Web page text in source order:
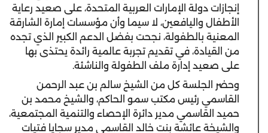
إنجازات دولة الإمارات العربية المتحدة، على صعيد رعاية
الأطفال واليافعين، لا سيما وأن مؤسسات إمارة الشارقة
المعنية بالطفولة، نجحت بفضل الدعم الكبير الذي تجده
من القيادة، في تقديم تجربة عالمية رائدة يحتذى بها
على صعيد إدارة ملف الطفولة والناشئة.
وحضر الجلسة كل من الشيخ سالم بن عبد الرحمن
القاسمي رئيس مكتب سمو الحاكم، والشيخ محمد بن
حميد القاسمي مدير دائرة الإحصاء والتنمية المجتمعية،
والشيخة عائشة بنت خالد القاسمي مدير سجايا فتيات